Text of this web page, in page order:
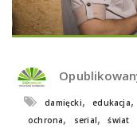
damięcki, edukacja,
ochrona, serial, świat